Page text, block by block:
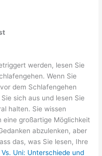
werden, lesen Sie
Wenn Sie
dem Schlafengehen
sich aus und lesen Sie
halten. Sie wissen
eine großartige Möglichkeit
abzulenken, aber
das, was Sie lesen, Ihre
Vs. Uni: Unterschiede und